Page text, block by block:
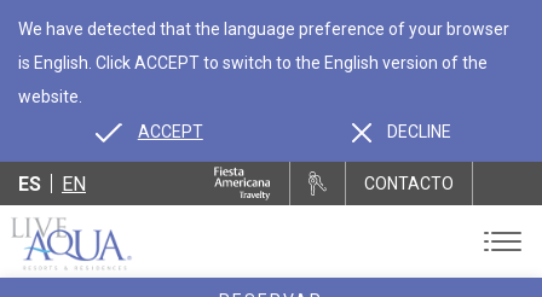
ES EN CONTACTO
We have detected that the language preference of your browser
is English. Click ACCEPT to switch to the English version of the
website.
ACCEPT
DECLINE